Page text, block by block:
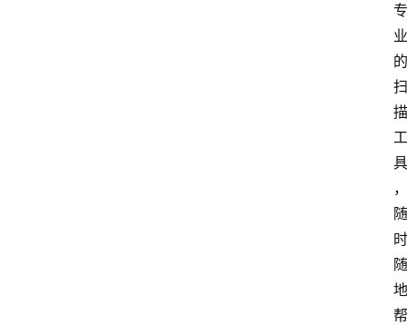
专
业
的
扫
描
工
具
，
随
时
随
地
帮